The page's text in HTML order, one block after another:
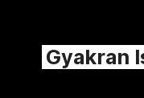
Gyakran